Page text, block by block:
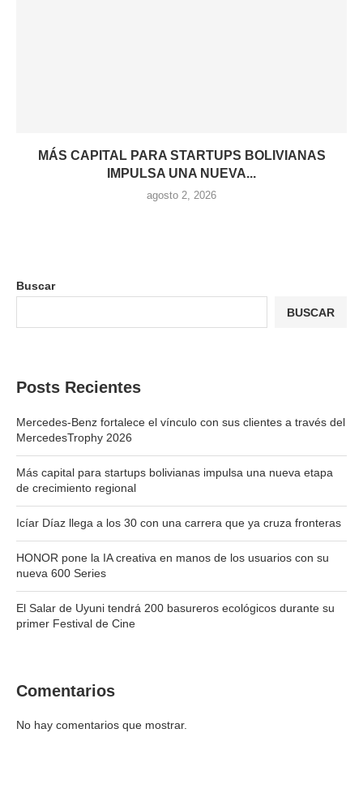
MÁS CAPITAL PARA STARTUPS BOLIVIANAS
IMPULSA UNA NUEVA...
agosto 2, 2026
Buscar
BUSCAR
Posts Recientes
Mercedes-Benz fortalece el vínculo con sus clientes a través del
MercedesTrophy 2026
Más capital para startups bolivianas impulsa una nueva etapa
de crecimiento regional
Icíar Díaz llega a los 30 con una carrera que ya cruza fronteras
HONOR pone la IA creativa en manos de los usuarios con su
nueva 600 Series
El Salar de Uyuni tendrá 200 basureros ecológicos durante su
primer Festival de Cine
Comentarios
No hay comentarios que mostrar.